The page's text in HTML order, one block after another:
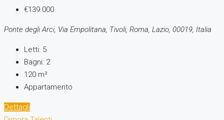
€139.000
Ponte degli Arci, Via Empolitana, Tivoli, Roma, Lazio, 00019, Italia
Letti: 5
Bagni: 2
120 m²
Appartamento
Dettagli